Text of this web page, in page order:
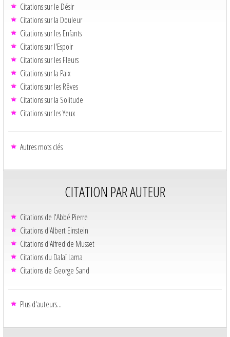
Citations sur le Désir
Citations sur la Douleur
Citations sur les Enfants
Citations sur l'Espoir
Citations sur les Fleurs
Citations sur la Paix
Citations sur les Rêves
Citations sur la Solitude
Citations sur les Yeux
Autres mots clés
CITATION PAR AUTEUR
Citations de l'Abbé Pierre
Citations d'Albert Einstein
Citations d'Alfred de Musset
Citations du Dalaï Lama
Citations de George Sand
Plus d'auteurs...